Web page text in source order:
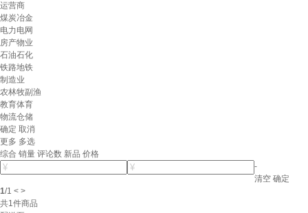
运营商
煤炭冶金
电力电网
房产物业
石油石化
铁路地铁
制造业
农林牧副渔
教育体育
物流仓储
确定 取消
更多 多选
综合 销量 评论数 新品 价格
-
清空 确定
1/1 < >
共1件商品